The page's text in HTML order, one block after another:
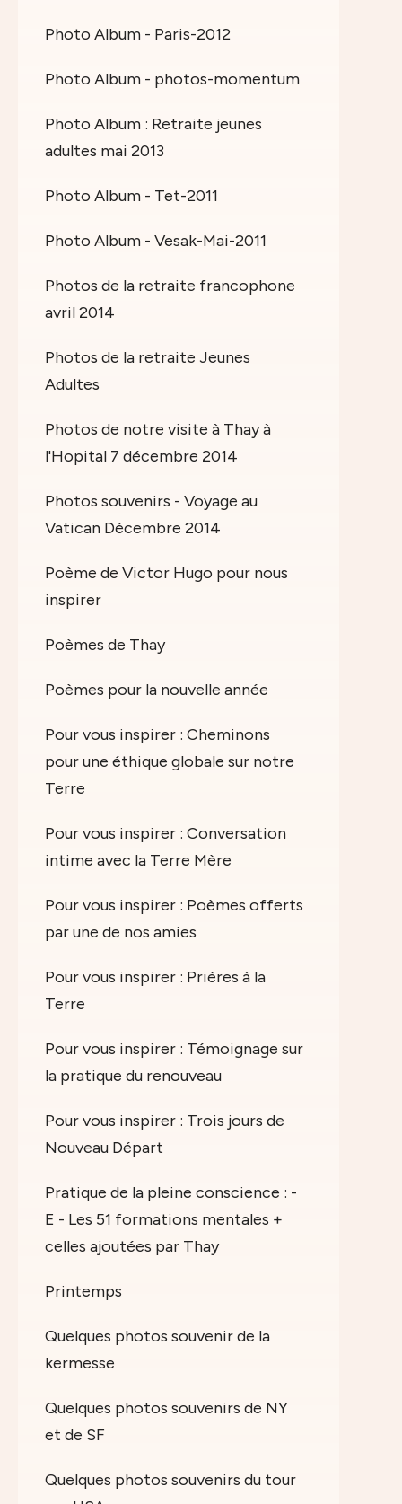
Photo Album - Paris-2012
Photo Album - photos-momentum
Photo Album : Retraite jeunes
adultes mai 2013
Photo Album - Tet-2011
Photo Album - Vesak-Mai-2011
Photos de la retraite francophone
avril 2014
Photos de la retraite Jeunes
Adultes
Photos de notre visite à Thay à
l'Hopital 7 décembre 2014
Photos souvenirs - Voyage au
Vatican Décembre 2014
Poème de Victor Hugo pour nous
inspirer
Poèmes de Thay
Poèmes pour la nouvelle année
Pour vous inspirer : Cheminons
pour une éthique globale sur notre
Terre
Pour vous inspirer : Conversation
intime avec la Terre Mère
Pour vous inspirer : Poèmes offerts
par une de nos amies
Pour vous inspirer : Prières à la
Terre
Pour vous inspirer : Témoignage sur
la pratique du renouveau
Pour vous inspirer : Trois jours de
Nouveau Départ
Pratique de la pleine conscience : -
E - Les 51 formations mentales +
celles ajoutées par Thay
Printemps
Quelques photos souvenir de la
kermesse
Quelques photos souvenirs de NY
et de SF
Quelques photos souvenirs du tour